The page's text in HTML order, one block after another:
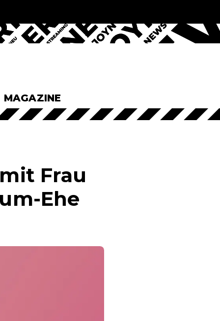
MAGAZINE
Frau
Ehe